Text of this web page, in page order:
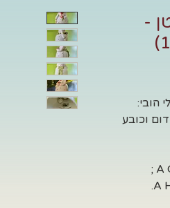
-
הובי:
וכובע
A
A